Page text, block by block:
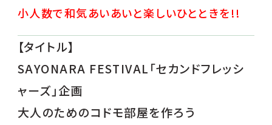
小人数で和気あいあいと楽しいひとときを!!
【タイトル】
SAYONARA FESTIVAL「セカンドフレッシ
ャーズ」企画
大人のためのコドモ部屋を作ろう